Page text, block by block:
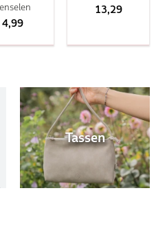
4,99
13,29
Tassen